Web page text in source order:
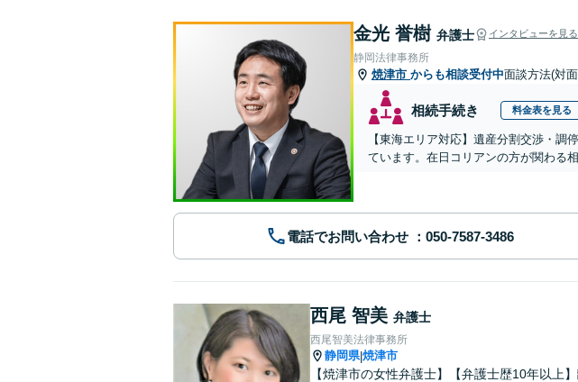
金光 誉樹 弁護士 インタビューを見る
静岡法律事務所
焼津市 からも相談受付中面談方法(対
相続手続き 料金表を見る
【東海エリア対応】遺産分割交渉・調
ています。在日コリアンの方が関わる
電話でお問い合わせ
西尾 智美 弁護士
西尾智美法律事務所
静岡県|焼津市
【焼津市の女性弁護士】【弁護士歴10年以上